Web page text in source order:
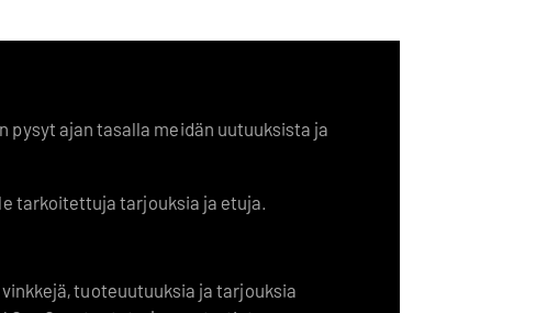
ajan tasalla meidän uutuuksista ja
tarkoitettuja tarjouksia ja etuja.
tuoteuutuuksia ja tarjouksia